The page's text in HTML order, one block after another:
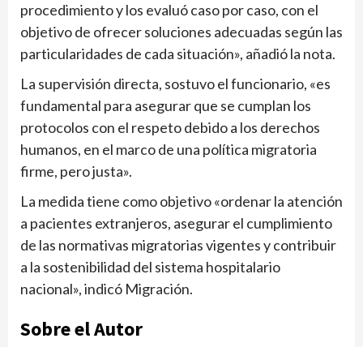
procedimiento y los evaluó caso por caso, con el
objetivo de ofrecer soluciones adecuadas según las
particularidades de cada situación», añadió la nota.
La supervisión directa, sostuvo el funcionario, «es
fundamental para asegurar que se cumplan los
protocolos con el respeto debido a los derechos
humanos, en el marco de una política migratoria
firme, pero justa».
La medida tiene como objetivo «ordenar la atención
a pacientes extranjeros, asegurar el cumplimiento
de las normativas migratorias vigentes y contribuir
a la sostenibilidad del sistema hospitalario
nacional», indicó Migración.
Sobre el Autor